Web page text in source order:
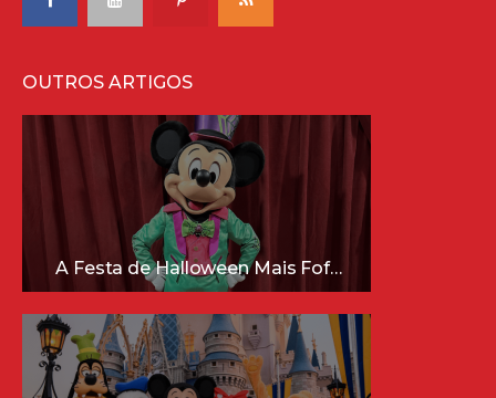
OUTROS ARTIGOS
A Festa de Halloween Mais Fofa da Disney Está Chegando!